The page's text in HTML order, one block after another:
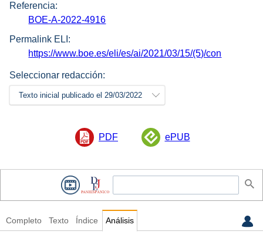
Referencia:
BOE-A-2022-4916
Permalink ELI:
https://www.boe.es/eli/es/ai/2021/03/15/(5)/con
Seleccionar redacción:
Texto inicial publicado el 29/03/2022
PDF ePUB
Completo Texto Índice Análisis